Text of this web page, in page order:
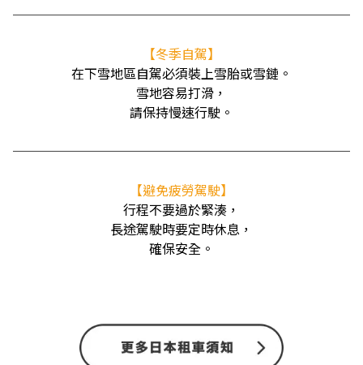
──────────────────────────
【冬季自駕】
在下雪地區自駕必須裝上雪胎或雪鏈。
雪地容易打滑，
請保持慢速行駛。
──────────────────────────
【避免疲勞駕駛】
行程不要過於緊湊，
長途駕駛時要定時休息，
確保安全。